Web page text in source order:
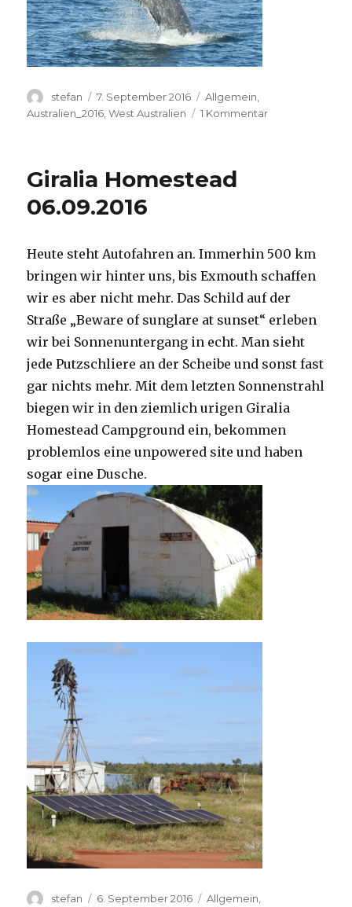
Autor
stefan
Veröffentlicht
am
7. September 2016 Kategorien
Allgemein
Australien_2016 ,West Australien 1 Kommentarzu
Giralia Homestead
06.09.2016
Heute steht Autofahren an. Immerhin 500 km
bringen wir hinter uns, bis Exmouth schaffen
wir es aber nicht mehr. Das Schild auf der
Straße „Beware of sunglare at sunset“ erleben
wir bei Sonnenuntergang in echt. Man sieht
jede Putzschliere an der Scheibe und sonst fast
gar nichts mehr. Mit dem letzten Sonnenstrahl
biegen wir in den ziemlich urigen Giralia
Homestead Campground ein, bekommen
problemlos eine unpowered site und haben
sogar eine Dusche.
Autor
stefan
Veröffentlicht
6. September 2016 Kategorien
Allgemein